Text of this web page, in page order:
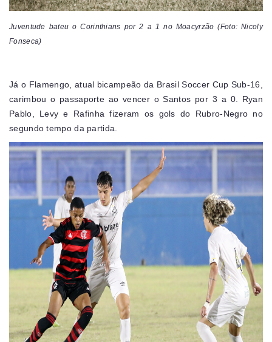
Juventude bateu o Corinthians por 2 a 1 no Moacyrzão (Foto: Nicoly
Fonseca)
Já o Flamengo, atual bicampeão da Brasil Soccer Cup Sub-16,
carimbou o passaporte ao vencer o Santos por 3 a 0. Ryan
Pablo, Levy e Rafinha fizeram os gols do Rubro-Negro no
segundo tempo da partida.